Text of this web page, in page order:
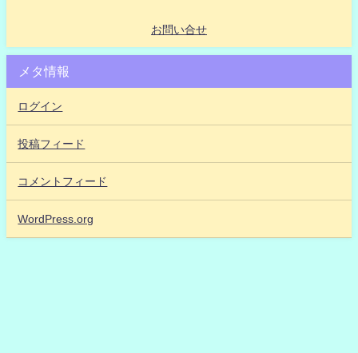
お問い合せ
メタ情報
ログイン
投稿フィード
コメントフィード
WordPress.org